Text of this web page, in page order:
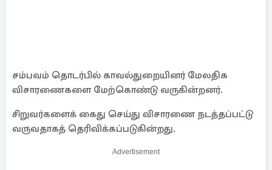
சம்பவம் தொடர்பில் காவல்துறையினர் மேலதிக
விசாரணைகளை மேற்கொண்டு வருகின்றனர்.
சிறுவர்களைக் கைது செய்து விசாரணை நடத்தப்பட்டு
வருவதாகத் தெரிவிக்கப்படுகின்றது.
Advertisement